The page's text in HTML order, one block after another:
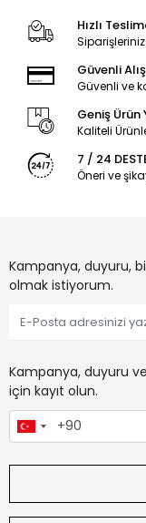
Hızlı
Güvenli
Güvenli ve
Geniş Ürün
Kaliteli
7 / 24
Öneri ve
Kampanya, duyuru,
olmak istiyorum.
Kampanya, duyuru
için kayıt olun.